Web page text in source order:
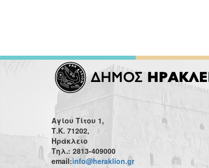
Αγίου Τίτου 1,
Τ.Κ. 71202,
Ηράκλειο
Τηλ.: 2813-409000
email:info@heraklion.gr